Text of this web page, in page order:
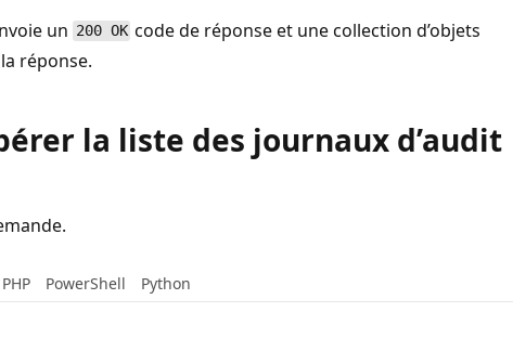
un 200 OK code de réponse et une collection d’objets
réponse.
la liste des journaux d’audit
PHP PowerShell Python